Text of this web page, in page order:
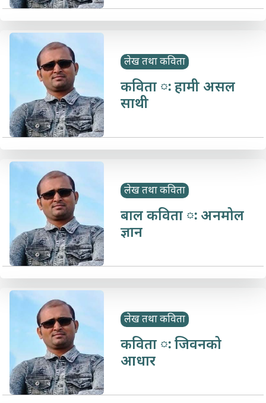
लेख तथा कविता
कविता ः हामी असल
साथी
लेख तथा कविता
बाल कविता ः अनमोल
ज्ञान
लेख तथा कविता
कविता ः जिवनको
आधार